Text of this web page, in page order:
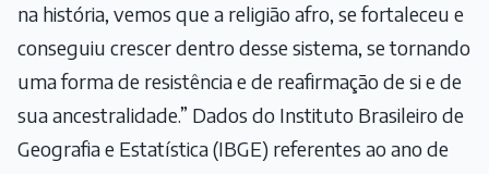
na história, vemos que a religião afro, se fortaleceu e
conseguiu crescer dentro desse sistema, se tornando
uma forma de resistência e de reafirmação de si e de
sua ancestralidade.” Dados do Instituto Brasileiro de
Geografia e Estatística (IBGE) referentes ao ano de